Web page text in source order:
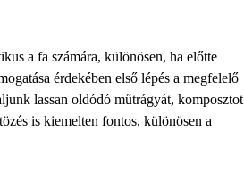
a fa számára, különösen, ha előtte
érdekében első lépés a megfelelő
lassan oldódó műtrágyát, komposztot
is kiemelten fontos, különösen a